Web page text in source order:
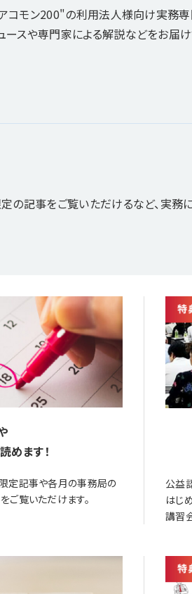
コモン200"の利用法人様向け実務専
ースや専門家による解説などをお届
の記事をご覧いただけるなど、実務
めます！
定記事や各月の事務局の
ご覧いただけます。
公益
はじ
講習